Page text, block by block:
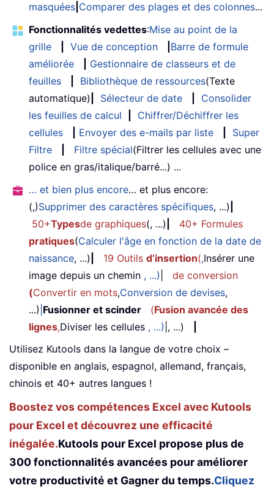
masquées Comparer des plages et des colonnes...
Fonctionnalités vedettes:Mise au point de la
grille
Vue de conception
Barre de formule
améliorée
Gestionnaire de classeurs et de
feuilles
Bibliothèque de ressources(Texte
automatique)
Sélecteur de date
Consolider
les feuilles de calcul
Chiffrer/Déchiffrer les
cellules
Envoyer des e-mails par liste
Super
Filtre
Filtre spécial(Filtrer les cellules avec une
police en gras/italique/barré...) ...
… et bien plus encore… et plus encore:
(,)Supprimer des caractères spécifiques, ...)
50+Typesde graphiques(, ...)
40+ Formules
pratiques(Calculer l'âge en fonction de la date de
naissance, ...) 19 Outils d’insertion(,Insérer une
image depuis un chemin , ...)
de conversion
(Convertir en mots,Conversion de devises,
...) Fusionner et scinder (Fusion avancée des
lignes,Diviser les cellules , ...) |, ...)
Utilisez Kutools dans la langue de votre choix –
disponible en anglais, espagnol, allemand, français,
chinois et 40+ autres langues !
Boostez vos compétences Excel avec Kutools
pour Excel et découvrez une efficacité
inégalée.Kutools pour Excel propose plus de
300 fonctionnalités avancées pour améliorer
votre productivité et Gagner du temps.Cliquez